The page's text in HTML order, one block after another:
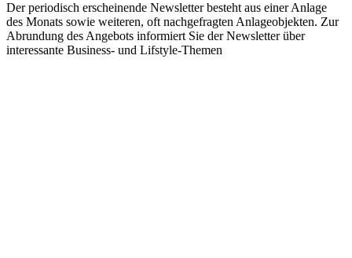
Der periodisch erscheinende Newsletter besteht aus einer Anlage
des Monats sowie weiteren, oft nachgefragten Anlageobjekten. Zur
Abrundung des Angebots informiert Sie der Newsletter über
interessante Business- und Lifstyle-Themen